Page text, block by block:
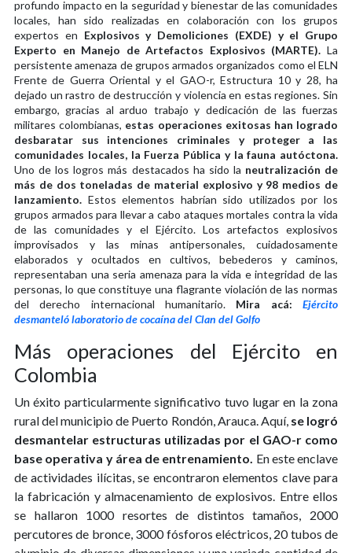
profundo impacto en la seguridad y bienestar de las comunidades
locales, han sido realizadas en colaboración con los grupos
expertos en Explosivos y Demoliciones (EXDE) y el Grupo
Experto en Manejo de Artefactos Explosivos (MARTE). La
persistente amenaza de grupos armados organizados como el ELN
Frente de Guerra Oriental y el GAO-r, Estructura 10 y 28, ha
dejado un rastro de destrucción y violencia en estas regiones. Sin
embargo, gracias al arduo trabajo y dedicación de las fuerzas
militares colombianas, estas operaciones exitosas han logrado
desbaratar sus intenciones criminales y proteger a las
comunidades locales, la Fuerza Pública y la fauna autóctona.
Uno de los logros más destacados ha sido la neutralización de
más de dos toneladas de material explosivo y 98 medios de
lanzamiento. Estos elementos habrían sido utilizados por los
grupos armados para llevar a cabo ataques mortales contra la vida
de las comunidades y el Ejército. Los artefactos explosivos
improvisados y las minas antipersonales, cuidadosamente
elaborados y ocultados en cultivos, bebederos y caminos,
representaban una seria amenaza para la vida e integridad de las
personas, lo que constituye una flagrante violación de las normas
del derecho internacional humanitario. Mira acá:Ejército
desmanteló laboratorio de cocaína del Clan del Golfo
Más operaciones del Ejército en
Colombia
Un éxito particularmente significativo tuvo lugar en la zona
rural del municipio de Puerto Rondón, Arauca. Aquí, se logró
desmantelar estructuras utilizadas por el GAO-r como
base operativa y área de entrenamiento. En este enclave
de actividades ilícitas, se encontraron elementos clave para
la fabricación y almacenamiento de explosivos. Entre ellos
se hallaron 1000 resortes de distintos tamaños, 2000
percutores de bronce, 3000 fósforos eléctricos, 20 tubos de